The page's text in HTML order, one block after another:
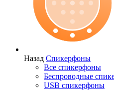
Назад Спикерфоны
Все спикерфоны
Беспроводные
USB спикерфоны